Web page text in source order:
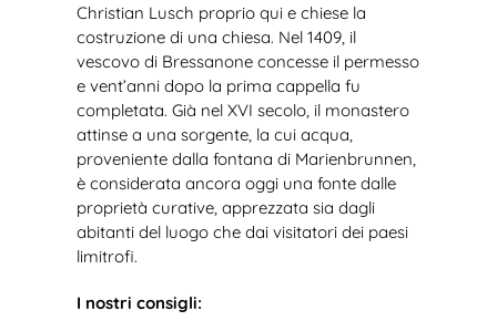
Christian Lusch proprio qui e chiese la
costruzione di una chiesa. Nel 1409, il
vescovo di Bressanone concesse il permesso
e vent’anni dopo la prima cappella fu
completata. Già nel XVI secolo, il monastero
attinse a una sorgente, la cui acqua,
proveniente dalla fontana di Marienbrunnen,
è considerata ancora oggi una fonte dalle
proprietà curative, apprezzata sia dagli
abitanti del luogo che dai visitatori dei paesi
limitrofi.
I nostri consigli: